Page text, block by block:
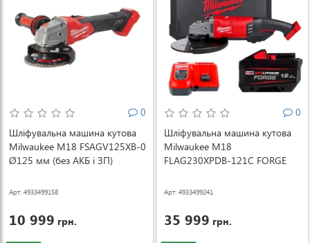
0
Шліфувальна машина кутова
Milwaukee M18 FSAGV125XB-0
Ø125 мм (без АКБ і ЗП)
Арт: 4933499158
10 999 грн.
0
Шліфувальна машина кутова
Milwaukee M18
FLAG230XPDB-121C FORGE
(4933499241)
Арт: 4933499241
35 999 грн.